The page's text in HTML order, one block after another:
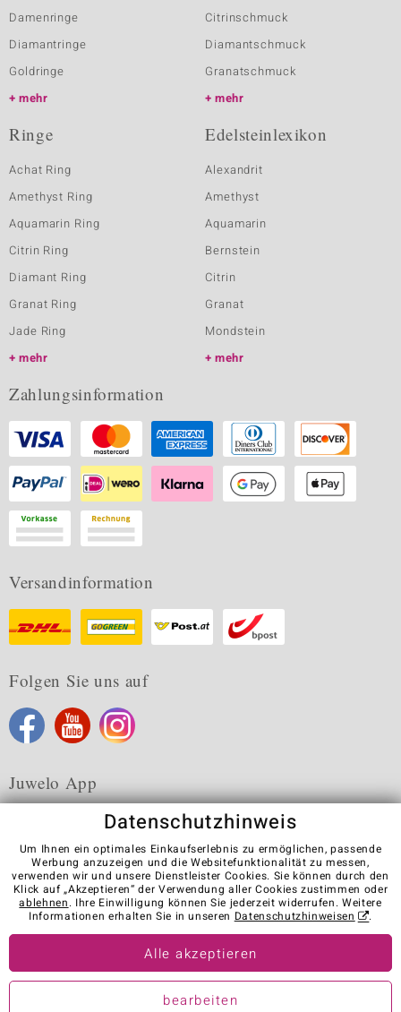
Damenringe
Diamantringe
Goldringe
mehr
Citrinschmuck
Diamantschmuck
Granatschmuck
mehr
Ringe
Achat Ring
Amethyst Ring
Aquamarin Ring
Citrin Ring
Diamant Ring
Granat Ring
Jade Ring
mehr
Edelsteinlexikon
Alexandrit
Amethyst
Aquamarin
Bernstein
Citrin
Granat
Mondstein
mehr
Zahlungsinformation
Versandinformation
Folgen Sie uns auf
Juwelo App
Karriere AGB Datenschutz Cookies
Impressum
Kontakt
Vertrag widerrufen
Visit our stores in other countries:
© Juwelo Deutschland GmbH (ein Tochterunternehmen der elumeo
Datenschutzhinweis
Um Ihnen ein optimales Einkaufserlebnis zu ermöglichen, passende
Werbung anzuzeigen und die Websitefunktionalität zu messen,
verwenden wir und unsere Dienstleister Cookies. Sie können durch den
Klick auf „Akzeptieren“ der Verwendung aller Cookies zustimmen oder
ablehnen. Ihre Einwilligung können Sie jederzeit widerrufen. Weitere
Informationen erhalten Sie in unseren Datenschutzhinweisen .
Alle akzeptieren
bearbeiten